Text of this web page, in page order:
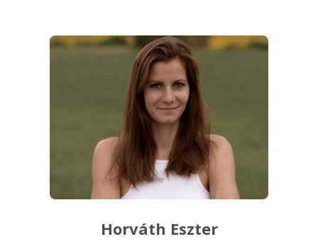
Horváth Eszter